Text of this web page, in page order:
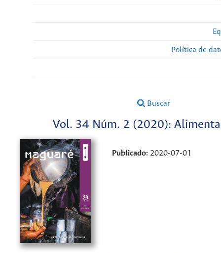
Política de
Buscar
Vol. 34 Núm. 2 (2020):
Publicado: 2020-07-01